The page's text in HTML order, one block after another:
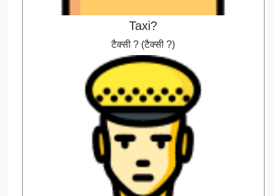
Taxi?
टैक्सी ? (टैक्सी ?)